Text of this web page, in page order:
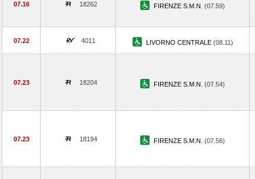
07.16 18262 FIRENZE S.M.N. (07.59)
07.22 4011 LIVORNO CENTRALE (08.11)
07.23 18204 FIRENZE S.M.N. (07.54)
07.23 18194 FIRENZE S.M.N. (07.56)